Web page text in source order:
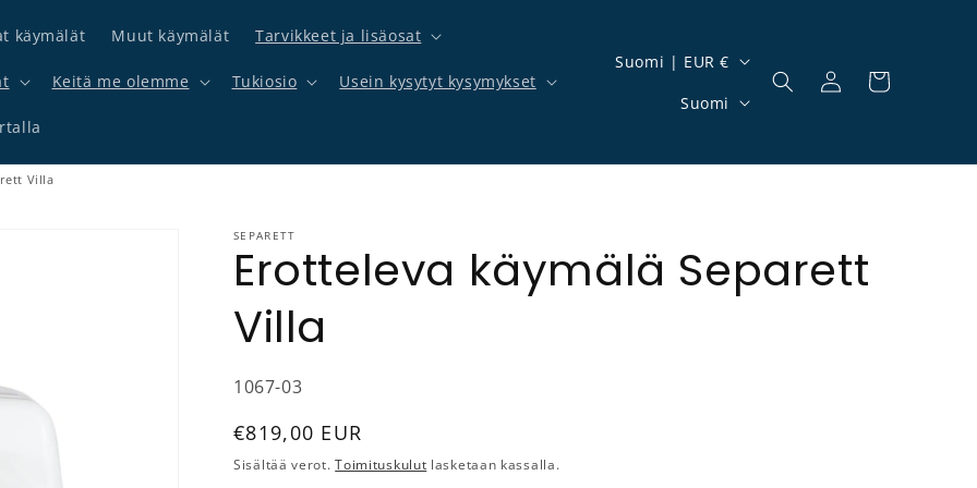
käymälät Muut käymälät Tarvikkeet ja lisäosat
Keitä me olemme Tukiosio Usein kysytyt kysymykset
Maa/alue Suomi | EUR €
Kieli
Suomi
Kirjaudu sisään
Ostoskori
Villa
SEPARETT
Erotteleva käymälä Separett
Villa
SKU-koodi:
1067-03
Normaalihinta
€819,00 EUR
Sisältää verot.Toimituskulut lasketaan kassalla.